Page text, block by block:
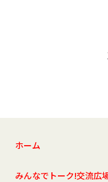
ホーム
みんなでトーク!交流広